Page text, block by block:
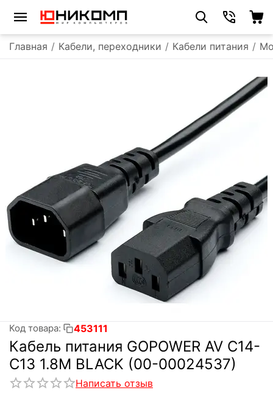
Главная / Кабели, переходники / Кабели питания /
Код товара: 453111
Кабель питания GOPOWER AV C14-
C13 1.8M BLACK (00-00024537)
Написать отзыв